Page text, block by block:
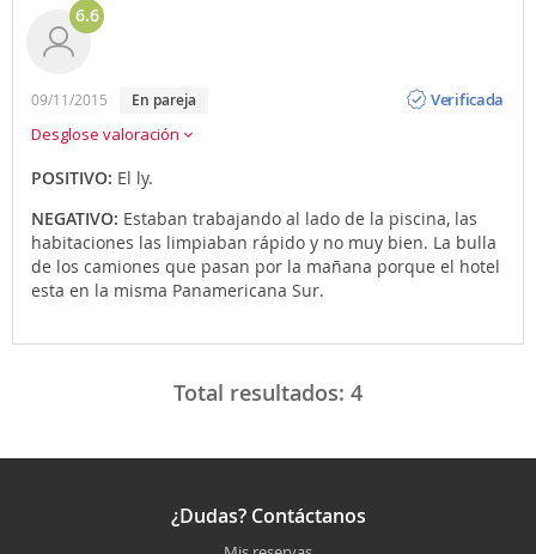
6.6
09/11/2015 en pareja
Verificada
Desglose valoración
POSITIVO: El ly.
NEGATIVO: Estaban trabajando al lado de la piscina, las
habitaciones las limpiaban rápido y no muy bien. La bulla
de los camiones que pasan por la mañana porque el hotel
esta en la misma Panamericana Sur.
Total resultados: 4
¿Dudas? Contáctanos